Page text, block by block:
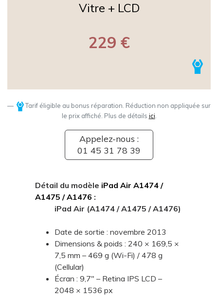
Vitre + LCD
229 €
Tarif éligible au bonus réparation. Réduction non appliquée sur
le prix affiché. Plus de détails ici
Appelez-nous :
01 45 31 78 39
Détail du modèle iPad Air A1474 /
A1475 / A1476 :
iPad Air (A1474 / A1475 / A1476)
Date de sortie : novembre 2013
Dimensions & poids : 240 × 169,5 ×
7,5 mm – 469 g (Wi-Fi) / 478 g
(Cellular)
Écran : 9,7" – Retina IPS LCD –
2048 × 1536 px